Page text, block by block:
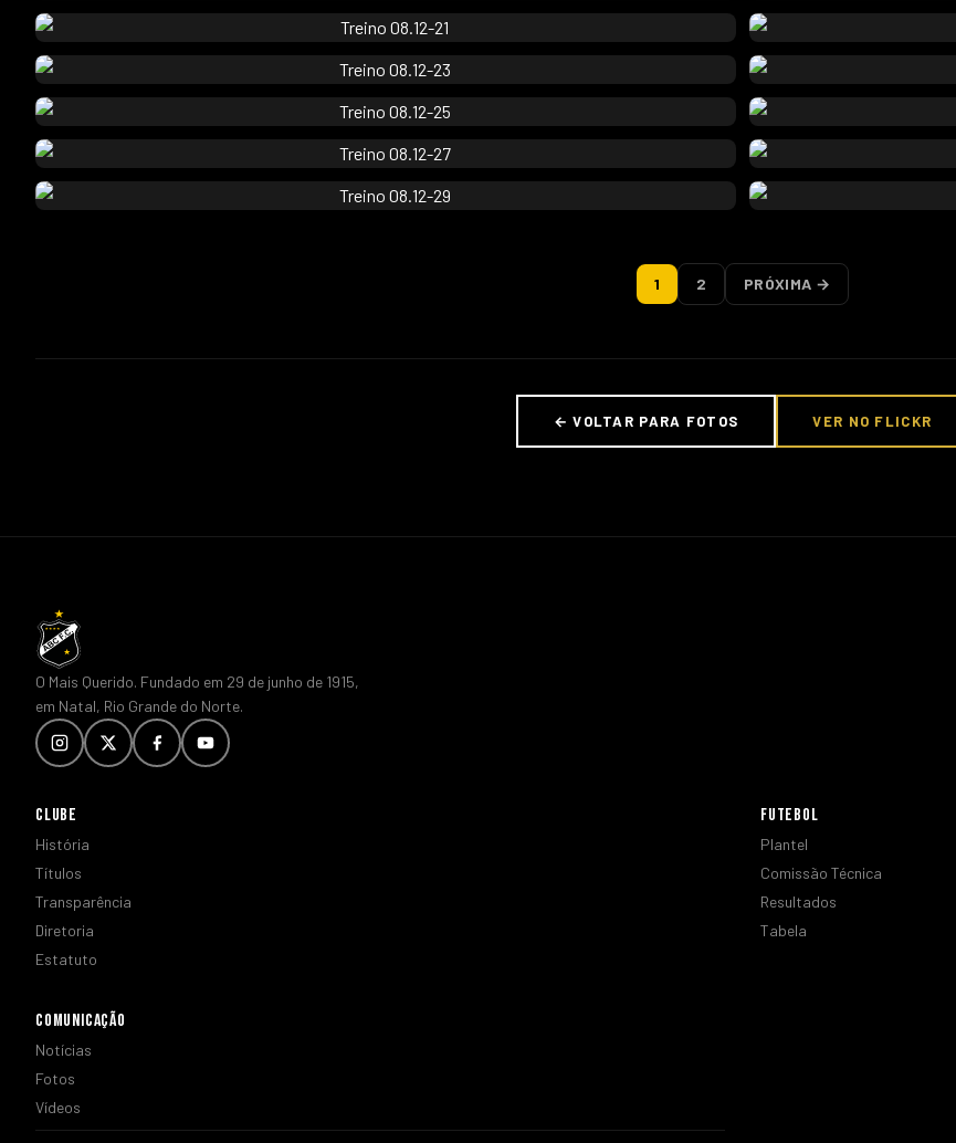
1 2 PRÓXIMA →
← VOLTAR PARA FOTOS VER NO FLICKR
O Mais Querido. Fundado em 29 de junho de 1915,
em Natal, Rio Grande do Norte.
CLUBE
História
Títulos
Transparência
Diretoria
Estatuto
FUTEBOL
Plantel
Comissão Técnica
Resultados
Tabela
COMUNICAÇÃO
Notícias
Fotos
Vídeos